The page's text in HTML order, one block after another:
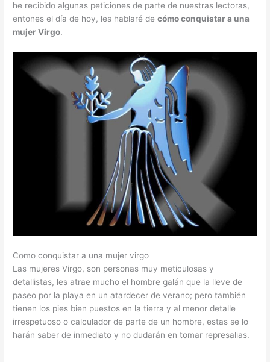
he recibido algunas peticiones de parte de nuestras lectoras,
entones el día de hoy, les hablaré decómo conquistar a una
mujer Virgo.
Como conquistar a una mujer virgo
Las mujeres Virgo, son personas muy meticulosas y
detallistas, les atrae mucho el hombre galán que la lleve de
paseo por la playa en un atardecer de verano; pero también
tienen los pies bien puestos en la tierra y al menor detalle
irrespetuoso o calculador de parte de un hombre, estas se lo
harán saber de inmediato y no dudarán en tomar represalias.